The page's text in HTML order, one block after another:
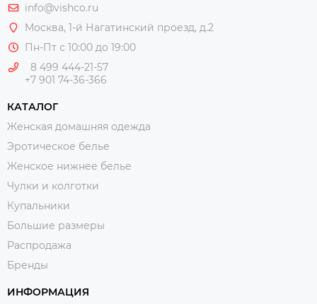
info@vishco.ru
Москва, 1-й Нагатинский проезд, д.2
Пн-Пт с 10:00 до 19:00
8 499 444-21-57
+7 901 74-36-366
КАТАЛОГ
Женская домашняя одежда
Эротическое белье
Женское нижнее белье
Чулки и колготки
Купальники
Большие размеры
Распродажа
Бренды
ИНФОРМАЦИЯ